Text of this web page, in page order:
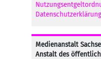
Datenschutzerklärung
Medienanstalt
Anstalt des